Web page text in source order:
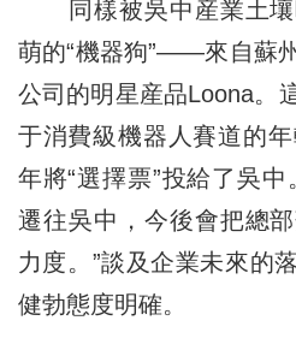
同樣被吳中産業土壤
萌的“機器狗”——來自蘇
公司的明星産品Loona。
于消費級機器人賽道的
年將“選擇票”投給了吳
遷往吳中，今後會把總
力度。”談及企業未來的
健勃態度明確。